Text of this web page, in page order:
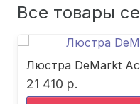
Все товары
Люстра DeMarkt
21 410 р.